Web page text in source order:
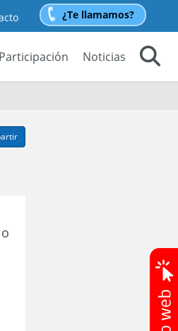
¿Te llamamos?
Participación
Noticias
compartir